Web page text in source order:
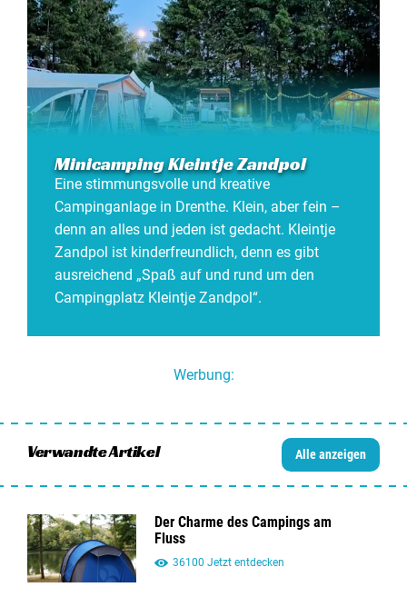
Minicamping Kleintje Zandpol
Eine stimmungsvolle und kreative
Campinganlage in Drenthe. Klein, aber fein –
denn an alles und jeden ist gedacht. Kleintje
Zandpol ist kinderfreundlich, denn es gibt
ausreichend „Spaß auf und rund um den
Campingplatz Kleintje Zandpol“.
Werbung:
Verwandte Artikel Alle anzeigen
Der Charme des Campings am
Fluss
36100 Jetzt entdecken